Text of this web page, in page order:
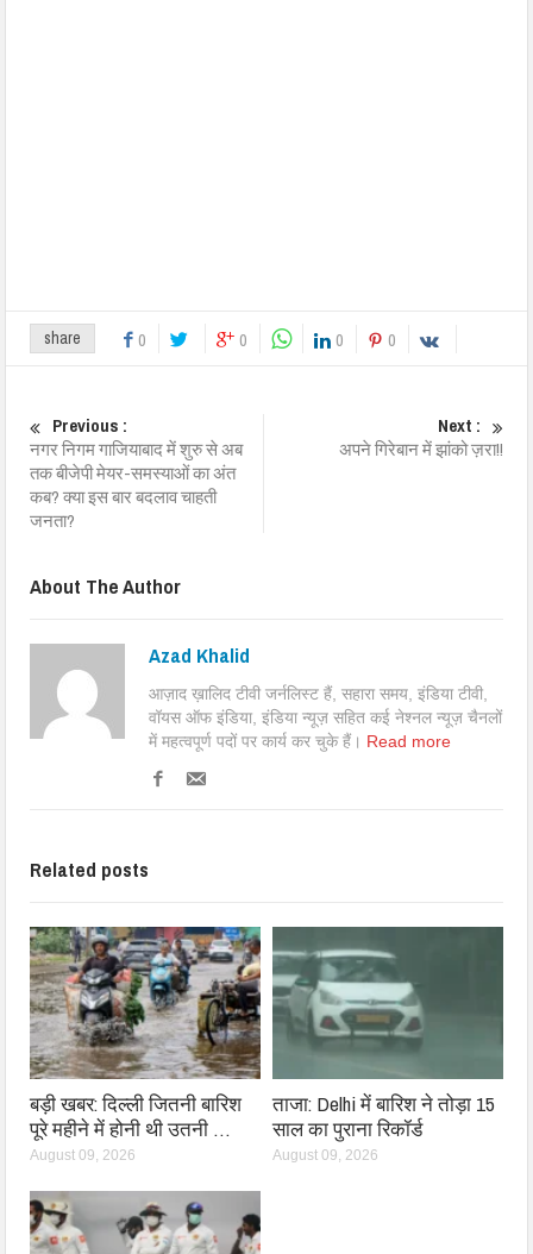
share 0 0 0 0
Previous :
नगर निगम गाजियाबाद में शुरु से अब
तक बीजेपी मेयर-समस्याओं का अंत
कब? क्या इस बार बदलाव चाहती
जनता?
Next :
अपने गिरेबान में झांको ज़रा!!
About The Author
Azad Khalid
आज़ाद ख़ालिद टीवी जर्नलिस्ट हैं, सहारा समय, इंडिया टीवी,
वॉयस ऑफ इंडिया, इंडिया न्यूज़ सहित कई नेश्नल न्यूज़ चैनलों
में महत्वपूर्ण पदों पर कार्य कर चुके हैं। Read more
Related posts
बड़ी खबर: दिल्ली जितनी बारिश
पूरे महीने में होनी थी उतनी …
August 09, 2026
ताजा: Delhi में बारिश ने तोड़ा 15
साल का पुराना रिकॉर्ड
August 09, 2026